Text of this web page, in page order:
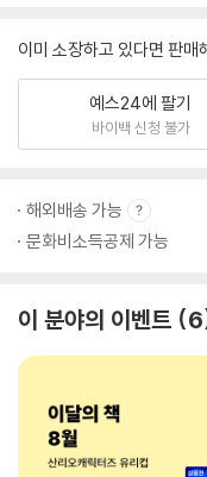
이미 소장하고 있다면 판매
예스24에 팔기
바이백 신청 불가
해외배송 가능
문화비소득공제 가능
이 분야의 이벤트 6